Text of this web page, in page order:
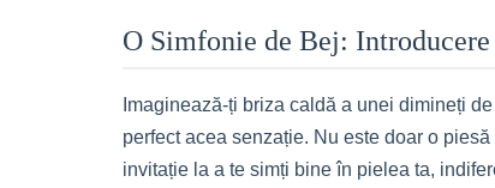
O Simfonie de Bej:
Imaginează-ți briza caldă a unei dimineți
perfect acea senzație. Nu este doar o
invitație la a te simți bine în pielea ta,